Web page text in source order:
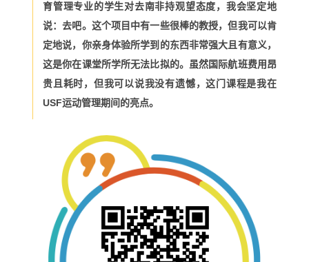
育管理专业的学生对去南非持观望态度，我会坚定地
说：去吧。这个项目中有一些很棒的教授，但我可以肯
定地说，你亲身体验所学到的东西非常强大且有意义，
这是你在课堂所学所无法比拟的。虽然国际航班费用昂
贵且耗时，但我可以说我没有遗憾，这门课程是我在
USF运动管理期间的亮点。